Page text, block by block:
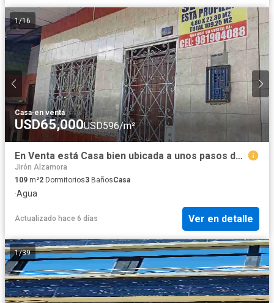
1/16
Casa·en venta
USD65,000USD596/m²
En Venta está Casa bien ubicada a unos pasos de la Plaza Sargento Lores a 5 min de la Plaza de Armas de Iquitos
Jirón Alzamora
109 m²2 Dormitorios3 BañosCasa
·Agua
Actualizado hace 6 días Ver en detalle
1/39